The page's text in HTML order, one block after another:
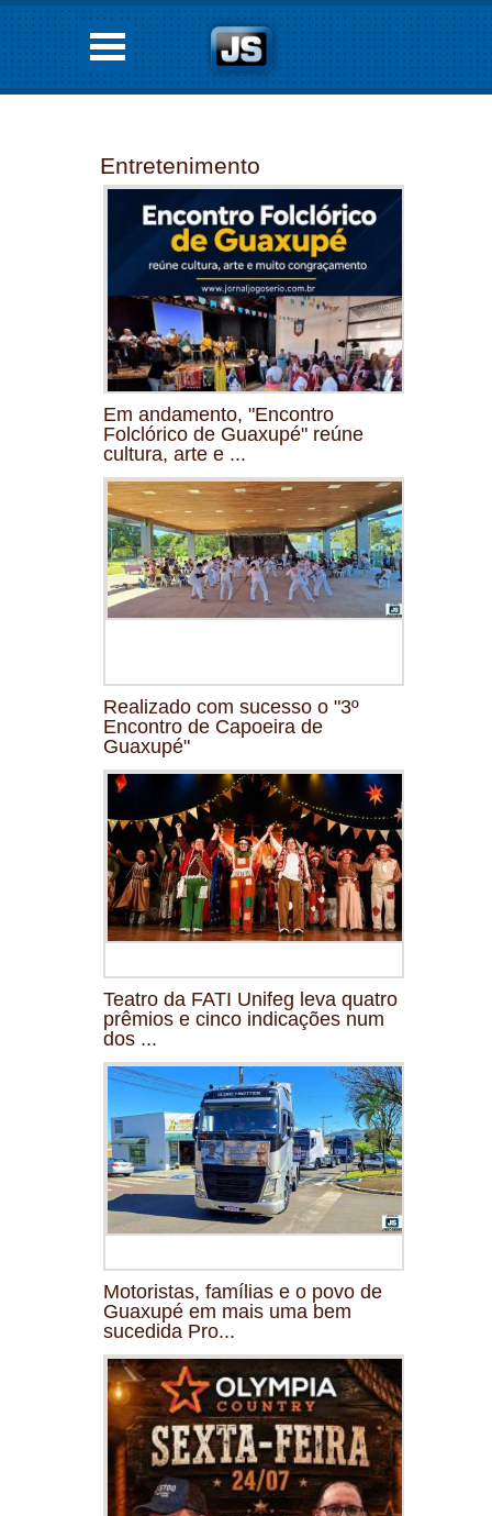
Entretenimento
Em andamento, "Encontro
Folclórico de Guaxupé" reúne
cultura, arte e ...
Realizado com sucesso o "3º
Encontro de Capoeira de
Guaxupé"
Teatro da FATI Unifeg leva quatro
prêmios e cinco indicações num
dos ...
Motoristas, famílias e o povo de
Guaxupé em mais uma bem
sucedida Pro...